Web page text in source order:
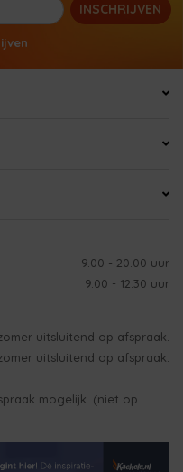
INSCHRIJVEN
9.00 - 20.00 uur
9.00 - 12.30 uur
uitsluitend op afspraak.
uitsluitend op afspraak.
mogelijk. (niet op